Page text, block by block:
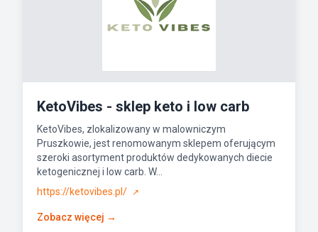
KetoVibes - sklep keto i low carb
KetoVibes, zlokalizowany w malowniczym
Pruszkowie, jest renomowanym sklepem oferującym
szeroki asortyment produktów dedykowanych diecie
ketogenicznej i low carb. W...
https://ketovibes.pl/
↗
Zobacz więcej →